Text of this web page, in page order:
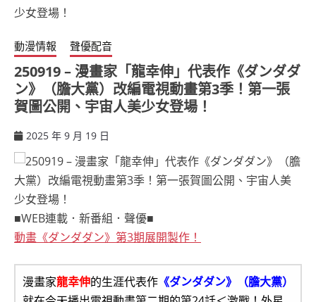
動漫情報 聲優配音
250919 – 漫畫家「龍幸伸」代表作《ダンダダ
ン》（膽大黨）改編電視動畫第3季！第一張
賀圖公開、宇宙人美少女登場！
2025 年 9 月 19 日
■WEB連載．新番組．聲優■
動畫《ダンダダン》第3期展開製作！
漫畫家龍幸伸的生涯代表作 《ダンダダン》（膽大黨）